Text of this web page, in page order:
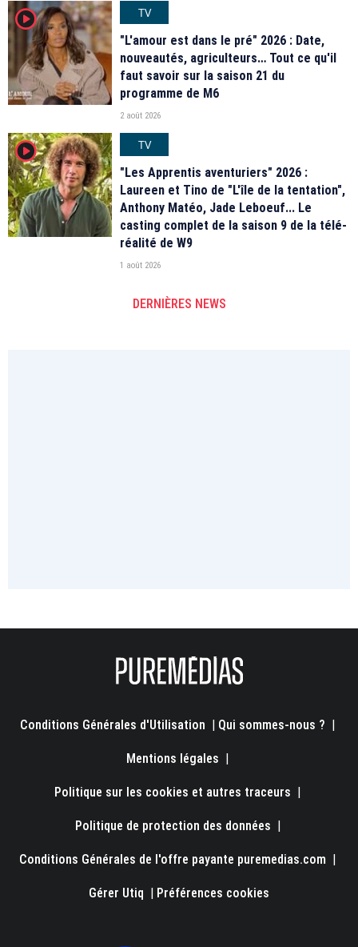
player2
TV
"L'amour est dans le pré" 2026 : Date,
nouveautés, agriculteurs… Tout ce qu'il
faut savoir sur la saison 21 du
programme de M6
2 août 2026
player2
TV
"Les Apprentis aventuriers" 2026 :
Laureen et Tino de "L'île de la tentation",
Anthony Matéo, Jade Leboeuf... Le
casting complet de la saison 9 de la télé-
réalité de W9
1 août 2026
DERNIÈRES NEWS
Conditions Générales d'Utilisation | Qui sommes-nous ? |
Mentions légales |
Politique sur les cookies et autres traceurs |
Politique de protection des données |
Conditions Générales de l'offre payante puremedias.com |
Gérer Utiq | Préférences cookies